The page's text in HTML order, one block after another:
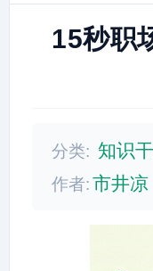
15秒职
分类: 知识
作者:市井凉